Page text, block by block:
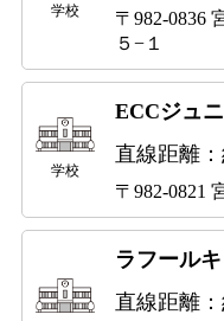
学校
〒982-0836
５−１
学校
ECCジュ
直線距離
〒982-0821
ラフール
直線距離：